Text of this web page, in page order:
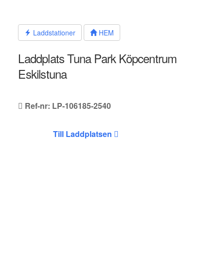
innehållet Laddstationer HEM
Laddplats Tuna Park Köpcentrum
Eskilstuna
Ref-nr: LP-106185-2540
Till Laddplatsen